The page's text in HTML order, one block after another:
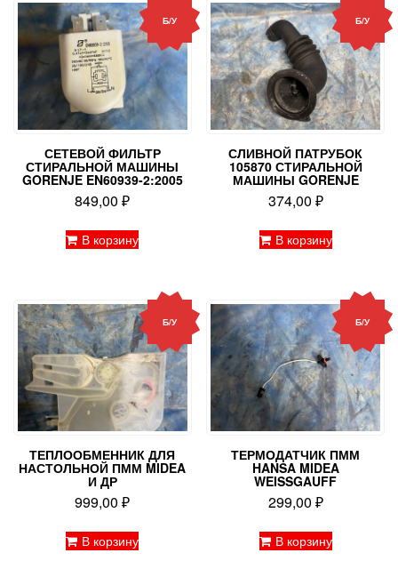
Б/У
СЕТЕВОЙ ФИЛЬТР
СТИРАЛЬНОЙ МАШИНЫ
GORENJE EN60939-2:2005
849,00₽
В корзину
Б/У
СЛИВНОЙ ПАТРУБОК
105870 СТИРАЛЬНОЙ
МАШИНЫ GORENJE
374,00 ₽
В корзину
Б/У
ТЕПЛООБМЕННИК ДЛЯ
НАСТОЛЬНОЙ ПММ MIDEA
И ДР
999,00₽
В корзину
Б/У
ТЕРМОДАТЧИК ПММ
HANSA MIDEA
WEISSGAUFF
299,00 ₽
В корзину